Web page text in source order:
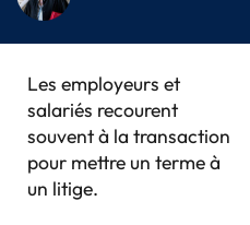
Les employeurs et
salariés recourent
souvent à la transaction
pour mettre un terme à
un litige.